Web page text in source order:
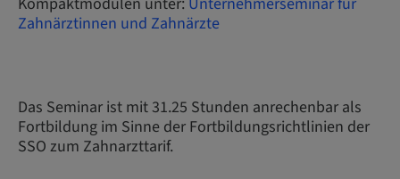
Zahnärztinnen und Zahnärzte
Das Seminar ist mit 31.25 Stunden anrechenbar als
Fortbildung im Sinne der Fortbildungsrichtlinien der
SSO zum Zahnarzttarif.